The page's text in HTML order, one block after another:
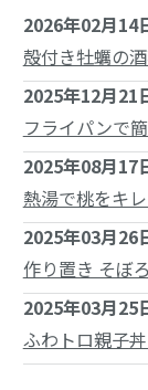
2026年02月14
殻付き牡蠣の
2025年12月21
フライパンで
2025年08月17
熱湯で桃をキ
2025年03月26
作り置き そぼ
2025年03月25
ふわトロ親子